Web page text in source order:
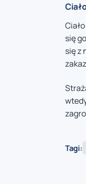
się
się z
Tagi: